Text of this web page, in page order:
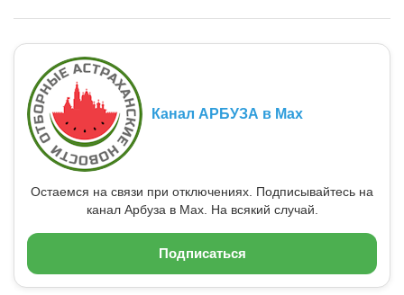
Канал АРБУЗА в Max
Остаемся на связи при отключениях. Подписывайтесь на
канал Арбуза в Max. На всякий случай.
Подписаться